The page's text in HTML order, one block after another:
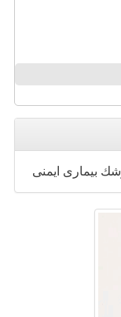
بیماری ایمنی